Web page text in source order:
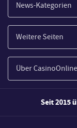
News-Kategorien
Casinos
Wirtschaft
Spiele
Weitere Seiten
Paypal Casinos
Novoline Casinos
Merkur Casinos
Über
Seit 2015